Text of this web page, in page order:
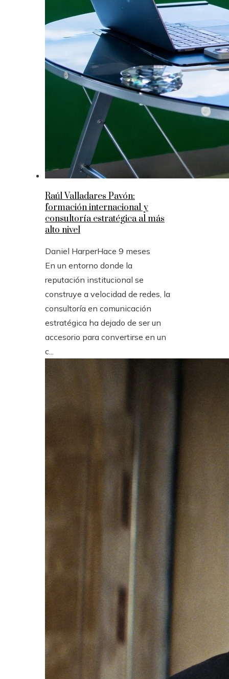
Raúl Valladares Pavón:
formación internacional y
consultoría estratégica al más
alto nivel
Daniel HarperHace 9 meses
En un entorno donde la
reputación institucional se
construye a velocidad de redes, la
consultoría en comunicación
estratégica ha dejado de ser un
accesorio para convertirse en un
c...